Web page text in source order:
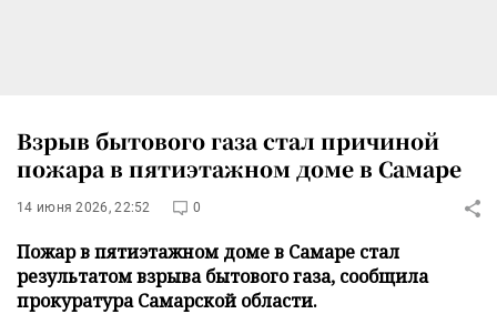
Взрыв бытового газа стал причиной
пожара в пятиэтажном доме в Самаре
14 июня 2026, 22:52 0
Пожар в пятиэтажном доме в Самаре стал
результатом взрыва бытового газа, сообщила
прокуратура Самарской области.